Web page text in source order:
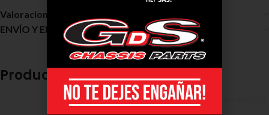
Valoraciones (0)
ENVÍO Y ENTREGA
Productos relacionados